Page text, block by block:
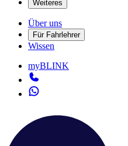
Weiteres
Über uns
Für Fahrlehrer
Wissen
myBLINK